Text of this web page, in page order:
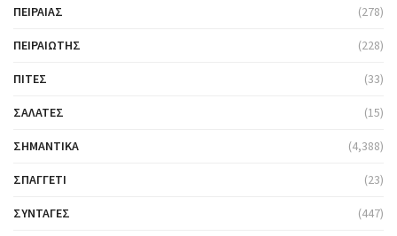
ΠΕΙΡΑΙΆΣ (278)
ΠΕΙΡΑΙΏΤΗΣ (228)
ΠΊΤΕΣ (33)
ΣΑΛΆΤΕΣ (15)
ΣΗΜΑΝΤΙΚΆ (4,388)
ΣΠΑΓΓΈΤΙ (23)
ΣΥΝΤΑΓΈΣ (447)